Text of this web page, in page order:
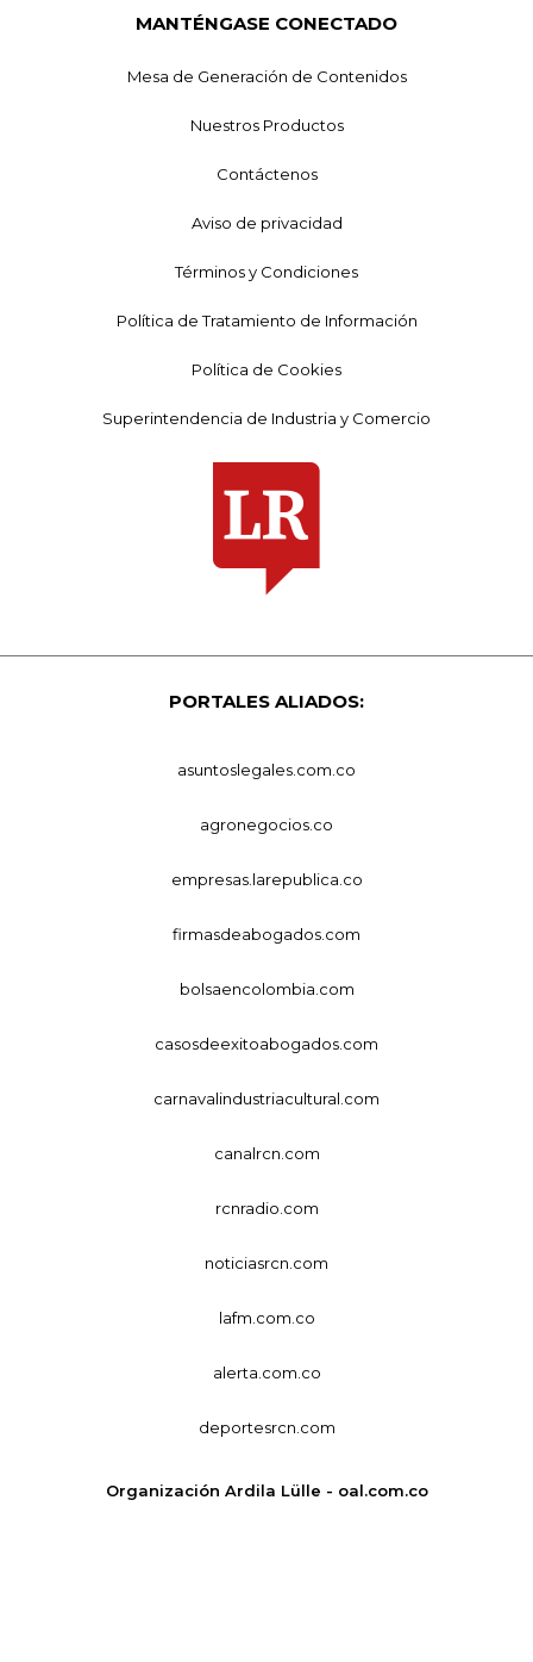
MANTÉNGASE CONECTADO
Mesa de Generación de Contenidos
Nuestros Productos
Contáctenos
Aviso de privacidad
Términos y Condiciones
Política de Tratamiento de Información
Política de Cookies
Superintendencia de Industria y Comercio
PORTALES ALIADOS:
asuntoslegales.com.co
agronegocios.co
empresas.larepublica.co
firmasdeabogados.com
bolsaencolombia.com
casosdeexitoabogados.com
carnavalindustriacultural.com
canalrcn.com
rcnradio.com
noticiasrcn.com
lafm.com.co
alerta.com.co
deportesrcn.com
Organización Ardila Lülle - oal.com.co